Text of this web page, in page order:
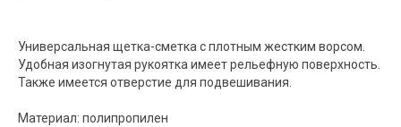
Универсальная щетка-сметка с плотным жестким ворсом.
Удобная изогнутая рукоятка имеет рельефную поверхность.
Также имеется отверстие для подвешивания.
Материал: полипропилен